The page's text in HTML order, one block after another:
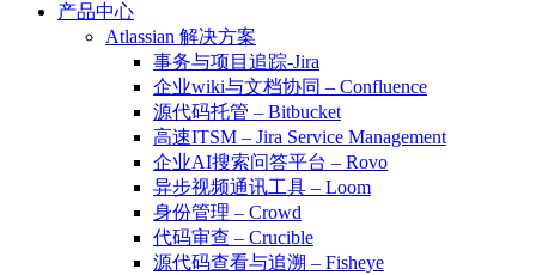
产品中心
Atlassian 解决方案
事务与项目追踪-Jira
企业wiki与文档协同 – Confluence
源代码托管 – Bitbucket
高速ITSM – Jira Service Management
企业AI搜索问答平台 – Rovo
异步视频通讯工具 – Loom
身份管理 – Crowd
代码审查 – Crucible
源代码查看与追溯 – Fisheye